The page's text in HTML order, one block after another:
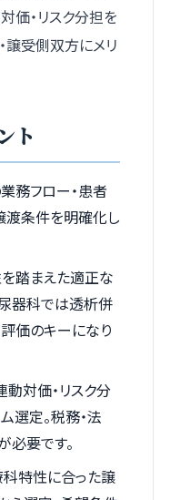
価・リスク分担を
譲受側双方にメリ
ト
務フロー・患者
渡条件を明確化し
踏まえた適正な
器科では透析併
価のキーになり
動対価・リスク分
選定。税務・法
必要です。
科特性に合った譲